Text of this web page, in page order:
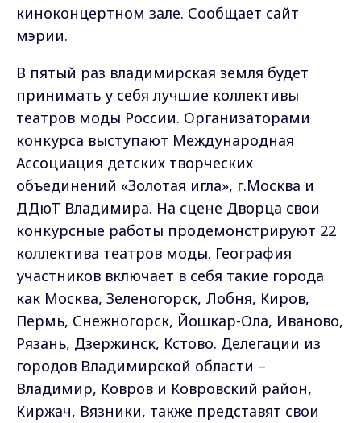
киноконцертном зале. Сообщает сайт
мэрии.
В пятый раз владимирская земля будет
принимать у себя лучшие коллективы
театров моды России. Организаторами
конкурса выступают Международная
Ассоциация детских творческих
объединений «Золотая игла», г.Москва и
ДДюТ Владимира. На сцене Дворца свои
конкурсные работы продемонстрируют 22
коллектива театров моды. География
участников включает в себя такие города
как Москва, Зеленогорск, Лобня, Киров,
Пермь, Снежногорск, Йошкар-Ола, Иваново,
Рязань, Дзержинск, Кстово. Делегации из
городов Владимирской области –
Владимир, Ковров и Ковровский район,
Киржач, Вязники, также представят свои